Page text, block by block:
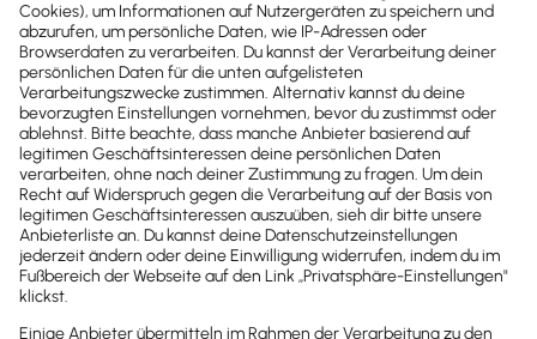
Deine Daten werden nach strengsten
Datenschutzregeln verarbeitet und gespeichert. So
behältst du die volle Kontrolle über
personenbezogene Daten – transparent, sicher und
rechtskonform.
Made in Germany